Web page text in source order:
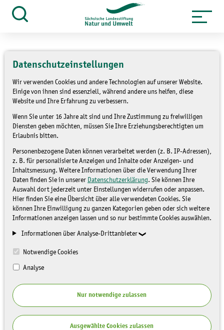
Datenschutzeinstellungen
Wir verwenden Cookies und andere Technologien auf unserer Website.
Einige von ihnen sind essenziell, während andere uns helfen, diese
Website und Ihre Erfahrung zu verbessern.
Wenn Sie unter 16 Jahre alt sind und Ihre Zustimmung zu freiwilligen
Diensten geben möchten, müssen Sie Ihre Erziehungsberechtigten um
Erlaubnis bitten.
Personenbezogene Daten können verarbeitet werden (z. B. IP-Adressen),
z. B. für personalisierte Anzeigen und Inhalte oder Anzeigen- und
Inhaltsmessung. Weitere Informationen über die Verwendung Ihrer
Daten finden Sie in unserer Datenschutzerklärung. Sie können Ihre
Auswahl dort jederzeit unter Einstellungen widerrufen oder anpassen.
Hier finden Sie eine Übersicht über alle verwendeten Cookies. Sie
können Ihre Einwilligung zu ganzen Kategorien geben oder sich weitere
Informationen anzeigen lassen und so nur bestimmte Cookies auswählen.
Informationen über Analyse-Drittanbieter
Notwendige Cookies
Analyse
Nur notwendige zulassen
Ausgewählte Cookies zulassen
Zum
Inhalt
Themen » Bildung für nachhaltige
Entwicklung » Umsetzung
Landesstrategie BNE » Umsetzung
Landesstrategie BNE 2019_2020
Umsetzung der
Sächsischen
Landesstrategie BNE
2019/20
Im Januar 2019 wurde die Sächsische
Landesstrategie Bildung für nachhaltige
Entwicklung (BNE) von der Sächsischen
Staatsregierung verabschiedet.
Sie soll im Zuge des Umsetzungsprozesses